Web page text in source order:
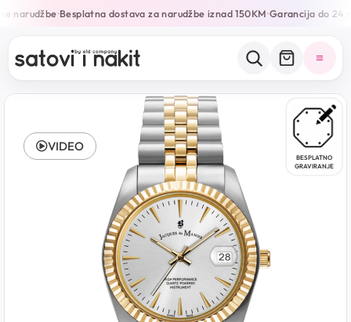
narudžbe•Besplatna dostava za narudžbe iznad 150KM•Garancija do 24
BESPLATNO
GRAVIRANJE
VIDEO